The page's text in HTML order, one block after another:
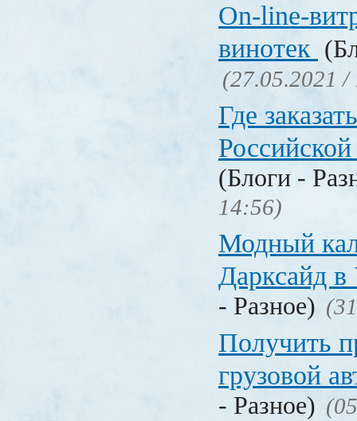
On-line-
винотек
(27.05.2021 /
Где
(Блоги -
14:56)
Модный
Дарксайд в
- Разное)
Получить
грузовой
- Разное)